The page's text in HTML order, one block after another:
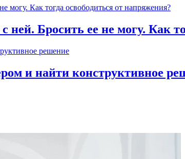
Бросить ее не могу. Как
и найти конструктивное